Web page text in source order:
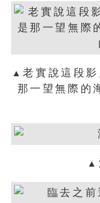
▲老實說這段
那一望無際的
▲